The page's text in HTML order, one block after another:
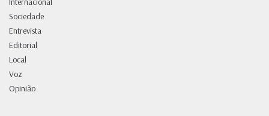
Sociedade
Entrevista
Editorial
Local
Voz
Opinião